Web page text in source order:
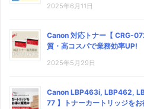
2025年6月11日
Canon 対応トナー【 CRG-
質・高コスパで業務効率UP!
2025年5月29日
Canon LBP463i, LBP462,
77 】トナーカートリッジをお